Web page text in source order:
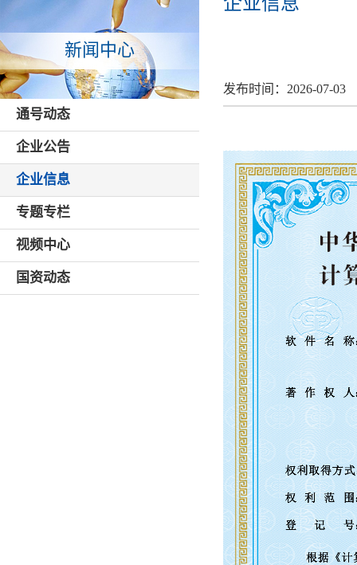
新闻中心
通号动态
企业公告
企业信息
专题专栏
视频中心
国资动态
发布时间： 2026-07-03